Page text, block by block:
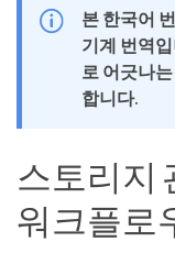
본 한국어
기계 번역
로 어긋나
합니다.
스토리지
워크플로